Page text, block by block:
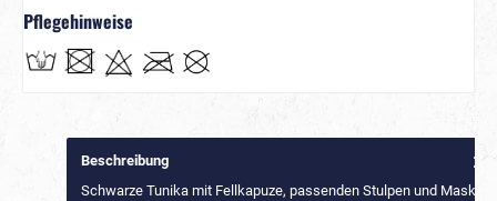
Pflegehinweise
Beschreibung
Schwarze Tunika mit Fellkapuze, passenden Stulpen und Maske